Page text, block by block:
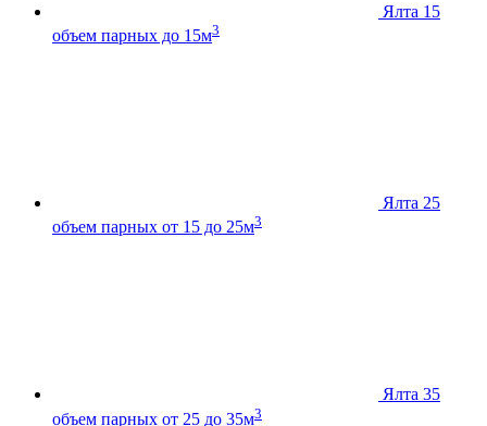
Ялта 15
объем парных до 15м3
Ялта 25
объем парных от 15 до 25м3
Ялта 35
объем парных от 25 до 35м3